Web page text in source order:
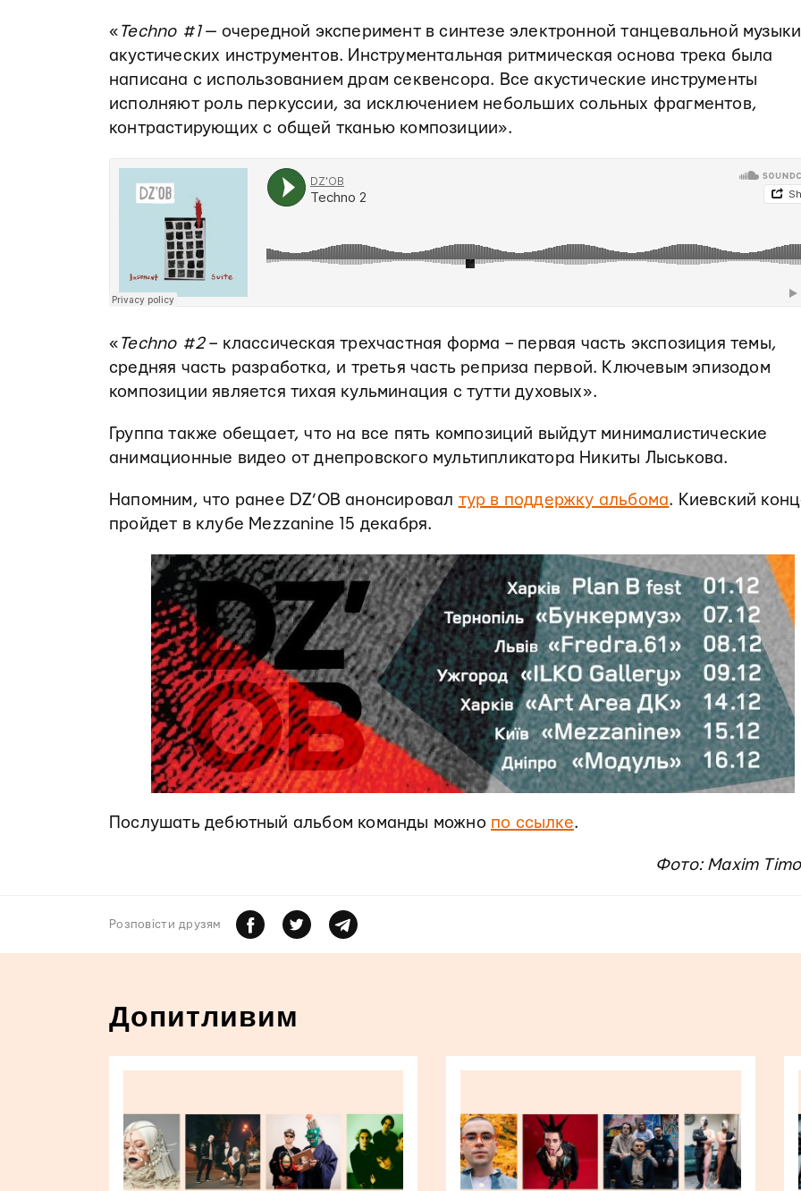
« Techno #1— очередной эксперимент в синтезе электронной танцевальной
акустических инструментов. Инструментальная ритмическая основа трека была
написана с использованием драм секвенсора. Все акустические инструменты
исполняют роль перкуссии, за исключением небольших сольных фрагментов,
контрастирующих с общей тканью композиции».
« Techno #2– классическая трехчастная форма – первая часть экспозиция темы,
средняя часть разработка, и третья часть реприза первой. Ключевым эпизодом
композиции является тихая кульминация с тутти духовых».
Группа также обещает, что на все пять композиций выйдут минималистические
анимационные видео от днепровского мультипликатора Никиты Лыськова.
Напомним, что ранее DZ’OB анонсировал тур в поддержку альбома. Киевский
пройдет в клубе Mezzanine 15 декабря.
Послушать дебютный альбом команды можно по ссылке.
Фото: Maxim
Розповiсти друзям
Допитливим